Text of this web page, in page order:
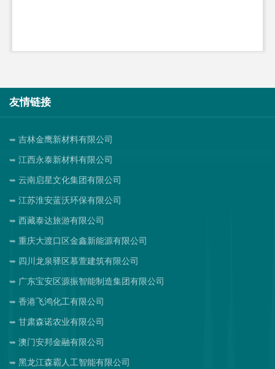
友情链接
吉林金鹰新材料有限公司
江西永泰新材料有限公司
云南启星文化集团有限公司
江苏淮安蓝沃环保有限公司
西藏泰达旅游有限公司
重庆大渡口区金鑫新能源有限公司
四川龙泉驿区慕萱建筑有限公司
广东宝安区源振智能制造集团有限公司
香港飞鸿化工有限公司
甘肃森诺农业有限公司
澳门安邦金融有限公司
黑龙江森霸人工智能有限公司